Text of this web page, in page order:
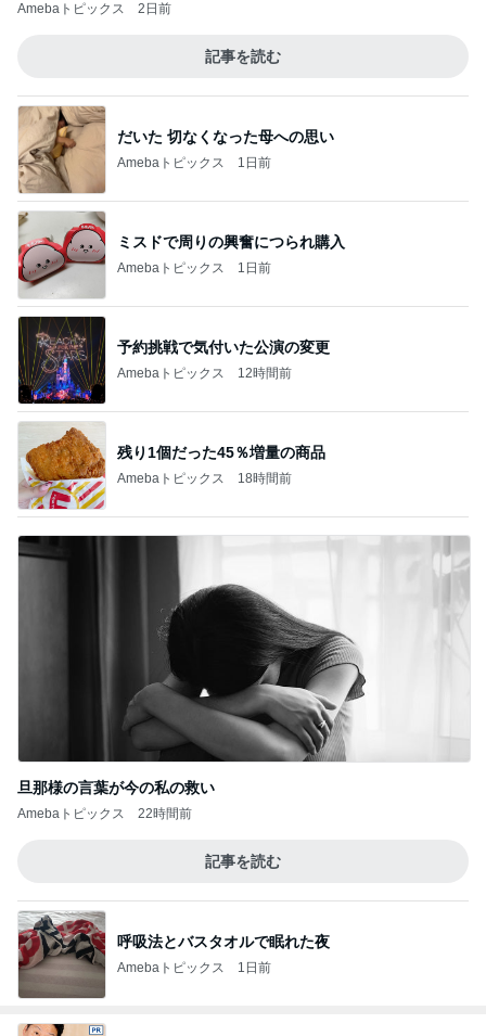
Amebaトピックス 2日前
記事を読む
だいた 切なくなった母への思い
Amebaトピックス 1日前
ミスドで周りの興奮につられ購入
Amebaトピックス 1日前
予約挑戦で気付いた公演の変更
Amebaトピックス 12時間前
残り1個だった45％増量の商品
Amebaトピックス 18時間前
旦那様の言葉が今の私の救い
Amebaトピックス 22時間前
記事を読む
呼吸法とバスタオルで眠れた夜
Amebaトピックス 1日前